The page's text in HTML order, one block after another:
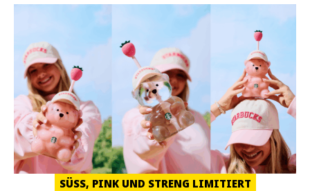
SÜSS, PINK UND STRENG LIMITIERT